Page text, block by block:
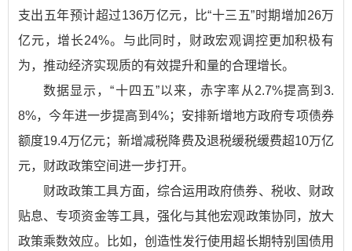
支出五年预计超过136万亿元，比“十三五”时期增加26万
亿元，增长24%。与此同时，财政宏观调控更加积极有
为，推动经济实现质的有效提升和量的合理增长。
数据显示，“十四五”以来，赤字率从2.7%提高到3.
8%，今年进一步提高到4%；安排新增地方政府专项债券
额度19.4万亿元；新增减税降费及退税缓税缓费超10万亿
元，财政政策空间进一步打开。
财政政策工具方面，综合运用政府债券、税收、财政
贴息、专项资金等工具，强化与其他宏观政策协同，放大
政策乘数效应。比如，创造性发行使用超长期特别国债用